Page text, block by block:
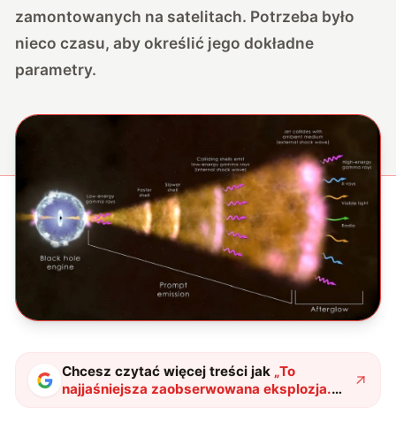
zamontowanych na satelitach. Potrzeba było
nieco czasu, aby określić jego dokładne
parametry.
Chcesz czytać więcej treści jak „To
najjaśniejsza zaobserwowana eksplozja.
Dotychczasowy rekord został wielokrotnie